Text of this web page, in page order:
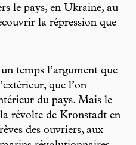
le pays, en Ukraine, au
la répression que
temps l’argument que
que l’on
du pays. Mais le
révolte de Kronstadt en
des ouvriers, aux